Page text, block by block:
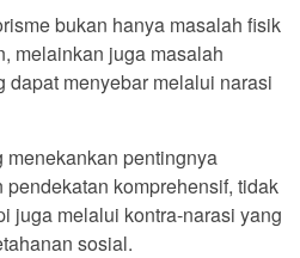
bukan hanya masalah fisik
melainkan juga masalah
menyebar melalui narasi
menekankan pentingnya
komprehensif, tidak
juga melalui kontra-narasi yang
sosial.